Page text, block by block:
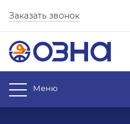
Заказать звонок
Меню